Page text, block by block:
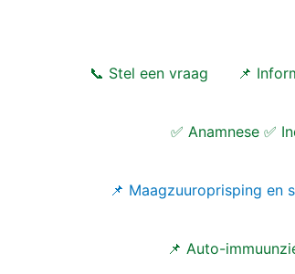
📞 Stel een vraag 📌
✅ Anamnese ✅
📌 Maagzuuroprisping en
📌 Auto-